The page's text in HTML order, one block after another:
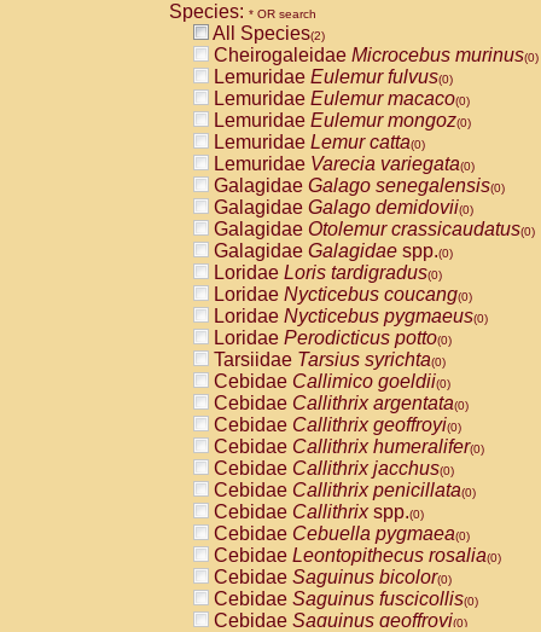
Species: * OR search
All Species(2)
Cheirogaleidae Microcebus murinus(0)
Lemuridae Eulemur fulvus(0)
Lemuridae Eulemur macaco(0)
Lemuridae Eulemur mongoz(0)
Lemuridae Lemur catta(0)
Lemuridae Varecia variegata(0)
Galagidae Galago senegalensis(0)
Galagidae Galago demidovii(0)
Galagidae Otolemur crassicaudatus(0)
Galagidae Galagidae spp.(0)
Loridae Loris tardigradus(0)
Loridae Nycticebus coucang(0)
Loridae Nycticebus pygmaeus(0)
Loridae Perodicticus potto(0)
Tarsiidae Tarsius syrichta(0)
Cebidae Callimico goeldii(0)
Cebidae Callithrix argentata(0)
Cebidae Callithrix geoffroyi(0)
Cebidae Callithrix humeralifer(0)
Cebidae Callithrix jacchus(0)
Cebidae Callithrix penicillata(0)
Cebidae Callithrixspp.(0)
Cebidae Cebuella pygmaea(0)
Cebidae Leontopithecus rosalia(0)
Cebidae Saguinus bicolor(0)
Cebidae Saguinus fuscicollis(0)
Cebidae Saguinus geoffroyi(0)